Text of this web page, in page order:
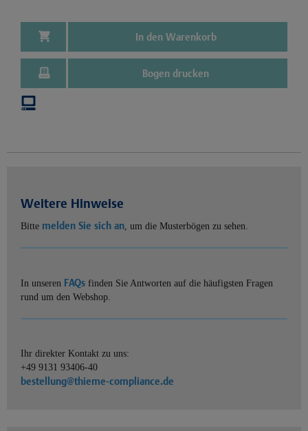
In den Warenkorb
Bogen drucken
Weitere Hinweise
Bitte melden Sie sich an, um die Musterbögen zu sehen.
In unseren FAQs finden Sie Antworten auf die häufigsten Fragen
rund um den Webshop.
Ihr direkter Kontakt zu uns:
+49 9131 93406-40
bestellung@thieme-compliance.de